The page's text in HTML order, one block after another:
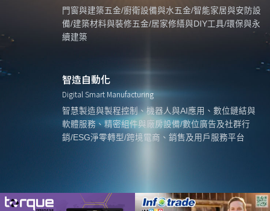
門窗與建築五金/廚衛設備與水五金/智能家居與安防設
備/建築材料與裝修五金/居家修繕與DIY工具/環保與永
續建築
智造自動化
Digital Smart Manufacturing
智慧製造與製程控制、機器人與AI應用、數位鏈結與
軟體服務、精密組件與廠房設備/數位廣告及社群行
銷/ESG淨零轉型/跨境電商、銷售及用戶服務平台